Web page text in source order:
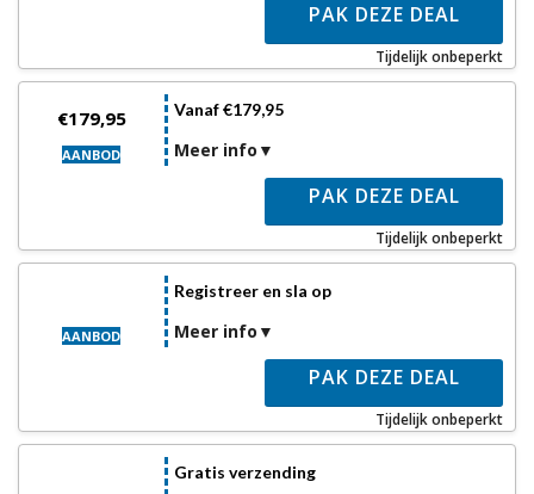
PAK DEZE DEAL
Tijdelijk onbeperkt
€179,95
AANBOD
Vanaf €179,95
Meer info
PAK DEZE DEAL
Tijdelijk onbeperkt
AANBOD
Registreer en sla op
Meer info
PAK DEZE DEAL
Tijdelijk onbeperkt
Gratis verzending